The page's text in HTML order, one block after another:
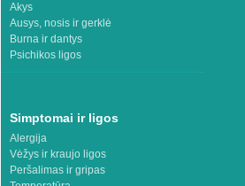
Akys
Ausys, nosis ir gerklė
Burna ir dantys
Psichikos ligos
Simptomai ir ligos
Alergija
Vėžys ir kraujo ligos
Peršalimas ir gripas